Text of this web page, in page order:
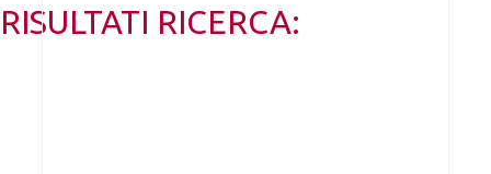
RISULTATI RICERCA: